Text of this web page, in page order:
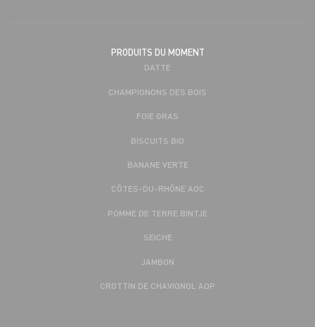
PRODUITS DU MOMENT
DATTE
CHAMPIGNONS DES BOIS
FOIE GRAS
BISCUITS BIO
BANANE VERTE
CÔTES-DU-RHÔNE AOC
POMME DE TERRE BINTJE
SEICHE
JAMBON
CROTTIN DE CHAVIGNOL AOP